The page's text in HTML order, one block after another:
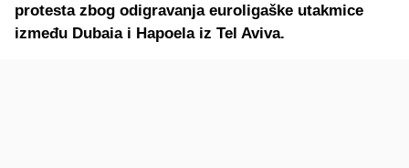
protesta zbog odigravanja euroligaške utakmice
između Dubaia i Hapoela iz Tel Aviva.